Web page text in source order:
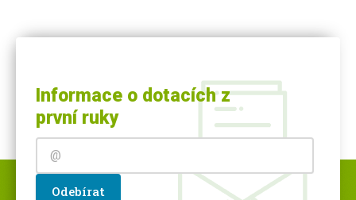
Informace o dotacích z
první ruky
Odebírat